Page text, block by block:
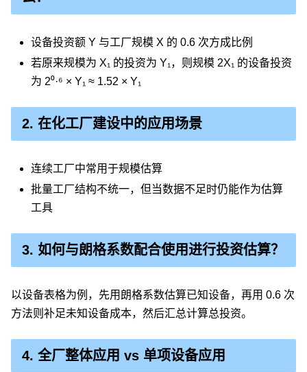
设备投资额 Y 与工厂规模 X 的 0.6 次方成比例
若原来规模为 X₁ 的投资为 Y₁，则规模 2X₁ 的设备投资
为 2⁰·⁶ × Y₁ ≈ 1.52 × Y₁
2. 在化工厂建设中的应用场景
连续工厂中常用于规模估算
批量工厂结构不统一，但当数据不足时仍能作为估算
工具
3. 如何与朗格系数配合使用进行投资估算？
以设备表格为例，先用朗格系数估算已知设备，再用 0.6 次
方法则补足未知设备成本，然后汇总计算总投资。
4. 全厂整体应用 vs 单项设备应用